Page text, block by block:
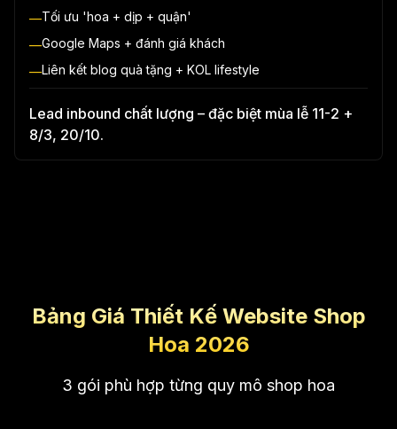
—Tối ưu 'hoa + dịp + quận'
—Google Maps + đánh giá khách
—Liên kết blog quà tặng + KOL lifestyle
Lead inbound chất lượng – đặc biệt mùa lễ 11-2 +
8/3, 20/10.
Bảng Giá Thiết Kế Website Shop
Hoa 2026
3 gói phù hợp từng quy mô shop hoa